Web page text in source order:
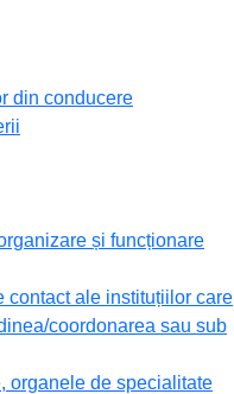
din conducere
și funcționare
contact ale instituțiilor care
coordonarea sau sub
organele de specialitate